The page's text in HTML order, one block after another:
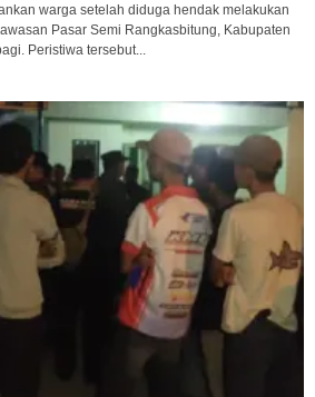
warga setelah diduga hendak melakukan
Pasar Semi Rangkasbitung, Kabupaten
Peristiwa tersebut...